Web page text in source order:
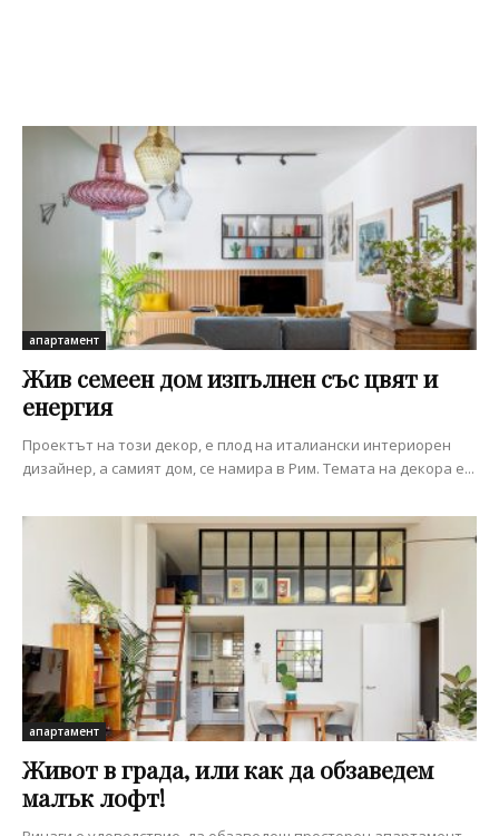
апартамент
Жив семеен дом изпълнен със цвят и
енергия
Проектът на този декор, е плод на италиански интериорен
дизайнер, а самият дом, се намира в Рим. Темата на декора е...
апартамент
Живот в града, или как да обзаведем
малък лофт!